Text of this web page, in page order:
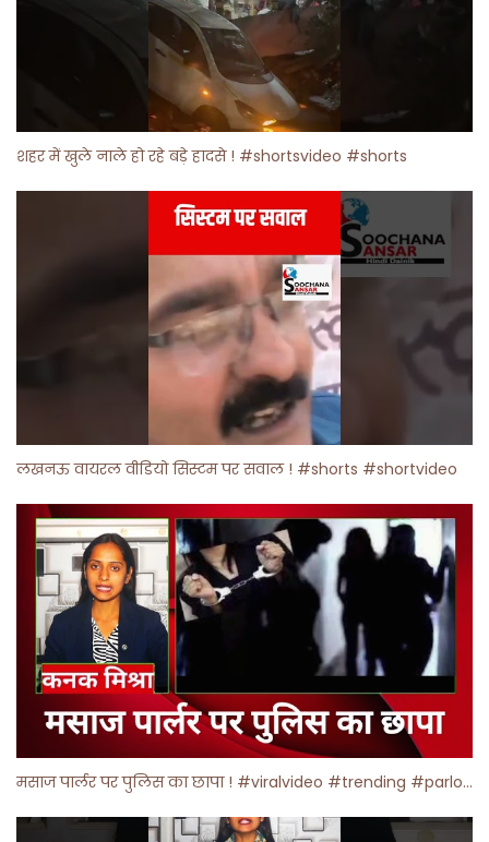
शहर में खुले नाले हो रहे बड़े हादसे ! #shortsvideo #shorts
लखनऊ वायरल वीडियो सिस्टम पर सवाल ! #shorts #shortvideo
मसाज पार्लर पर पुलिस का छापा ! #viralvideo #trending #parlour